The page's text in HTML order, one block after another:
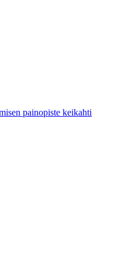
painopiste keikahti